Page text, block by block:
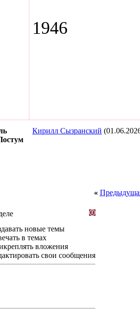
1946
Кирилл Сызранский
«
новые темы
в темах
вложения
свои сообщения